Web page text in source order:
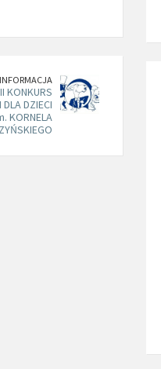
KONKURS
DLA DZIECI
KORNELA